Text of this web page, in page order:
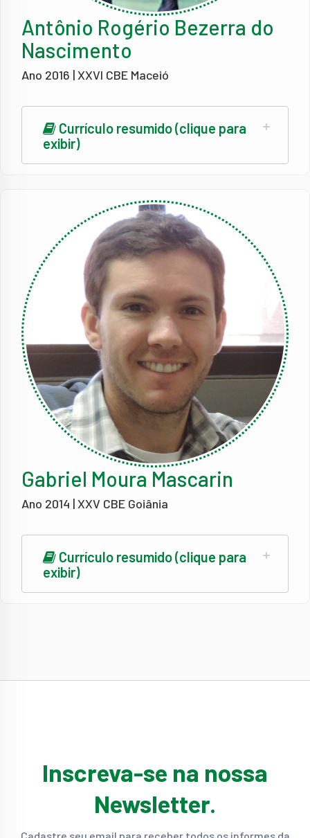
Antônio Rogério Bezerra do
Nascimento
Ano 2016 | XXVI CBE Maceió
Currículo resumido (clique para
exibir)
Gabriel Moura Mascarin
Ano 2014 | XXV CBE Goiânia
Currículo resumido (clique para
exibir)
Inscreva-se na nossa
Newsletter.
Cadastre seu email para receber todos os informes da